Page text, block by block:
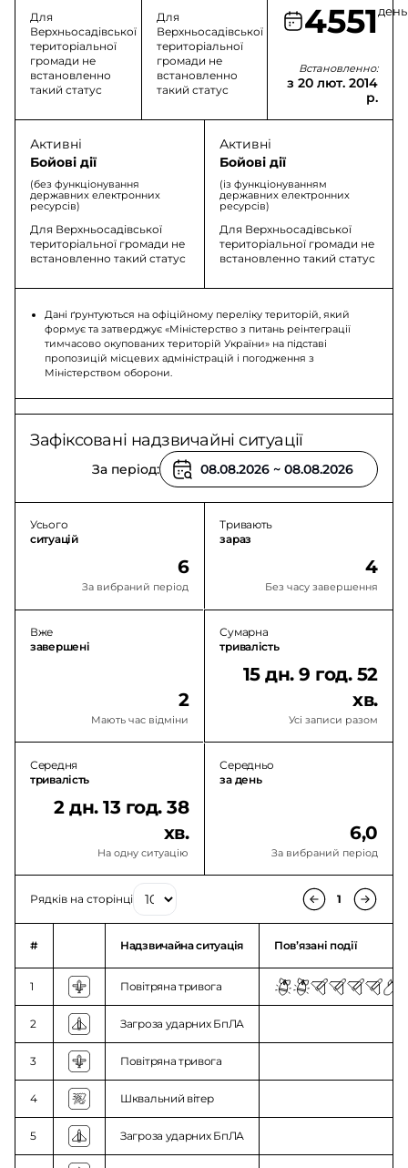
Для
Верхньосадівської
територіальної
громади не
встановленно
такий статус
Для
Верхньосадівської
територіальної
громади не
встановленно
такий статус
4551день
Встановленно:
з 20 лют. 2014
р.
Активні
Бойові дії
(без функціонування
державних електронних
ресурсів)
Для Верхньосадівської
територіальної громади не
встановленно такий статус
Активні
Бойові дії
(із функціонуванням
державних електронних
ресурсів)
Для Верхньосадівської
територіальної громади не
встановленно такий статус
Дані ґрунтуються на офіційному переліку територій, який
формує та затверджує «Міністерство з питань реінтеграції
тимчасово окупованих територій України» на підставі
пропозицій місцевих адміністрацій і погодження з
Міністерством оборони.
Зафіксовані надзвичайні ситуації
За період:
Усього
ситуацій
6
За вибраний період
Тривають
зараз
4
Без часу завершення
Вже
завершені
2
Мають час відміни
Сумарна
тривалість
15 дн. 9 год. 52
хв.
Усі записи разом
Середня
тривалість
2 дн. 13 год. 38
хв.
На одну ситуацію
Середньо
за день
6,0
За вибраний період
Рядків на сторінці 1
# Надзвичайна ситуація Повʼязані події
1 Повітряна тривога
2 Загроза ударних БпЛА
3 Повітряна тривога
4 Шквальний вітер
5 Загроза ударних БпЛА